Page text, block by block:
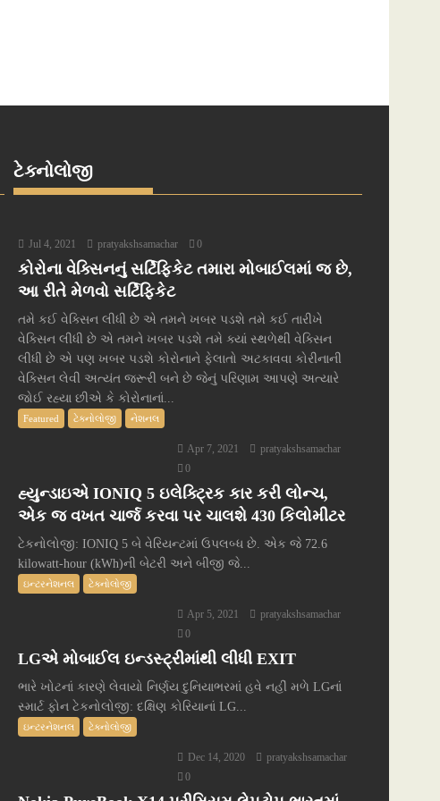
ટેક્નોલોજી
Jul 4, 2021 pratyakshsamachar 0
કોરોના વેક્સિનનું સર્ટિફિકેટ તમારા મોબાઈલમાં જ છે,
આ રીતે મેળવો સર્ટિફિકેટ
તમે કઈ વેક્સિન લીધી છે એ તમને ખબર પડશે તમે કઈ તારીખે
વેક્સિન લીધી છે એ તમને ખબર પડશે તમે ક્યાં સ્થળેથી વેક્સિન
લીધી છે એ પણ ખબર પડશે કોરોનાને ફેલાતો અટકાવવા કોરીનાની
વેક્સિન લેવી અત્યંત જરૂરી બને છે જેનું પરિણામ આપણે અત્યારે
જોઈ રહ્યા છીએ કે કોરોનાનાં...
Featured ટેક્નોલોજી નેશનલ
Apr 7, 2021
pratyakshsamachar
0
હ્યુન્ડાઇએ IONIQ 5 ઇલેક્ટ્રિક કાર કરી લોન્ચ,
એક જ વખત ચાર્જ કરવા પર ચાલશે 430 કિલોમીટર
ટેકનોલોજી: IONIQ 5 બે વેરિયન્ટમાં ઉપલબ્ધ છે. એક જે 72.6
kilowatt-hour (kWh)ની બેટરી અને બીજી જે...
ઇન્ટરનેશનલ ટેક્નોલોજી
Apr 5, 2021
pratyakshsamachar
0
LGએ મોબાઈલ ઇન્ડસ્ટ્રીમાંથી લીધી EXIT
ભારે ખોટનાં કારણે લેવાયો નિર્ણય દુનિયાભરમાં હવે નહીં મળે LGનાં
સ્માર્ટ ફોન ટેકનોલોજી: દક્ષિણ કોરિયાનાં LG...
ઇન્ટરનેશનલ ટેક્નોલોજી
Dec 14, 2020
pratyakshsamachar
0